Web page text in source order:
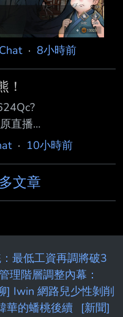
跑不下去
雖然可能還有很
為何三師兄會把小師
· 8小時前
！
直播
live/3j_Vk9KgDD4?
理 就差一點啊鳥
開台玩活俠傳了啊！ -
· 10小時前
文章
最低工資再調將破3
理階層調整內幕：
] Iwin 網路兒少性剝削
華的蟠桃後續
[新聞]